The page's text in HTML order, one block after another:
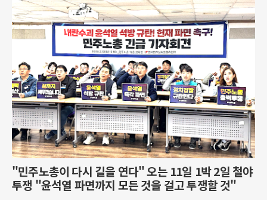
"민주노총이 다시 길을 연다" 오는 11일 1박 2일 철야
투쟁 "윤석열 파면까지 모든 것을 걸고 투쟁할 것"